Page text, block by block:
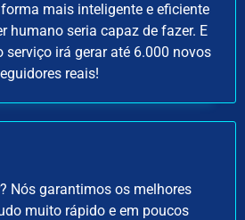
mais inteligente e eficiente
humano seria capaz de fazer. E
serviço irá gerar até 6.000 novos
reais!
Nós garantimos os melhores
muito rápido e em poucos